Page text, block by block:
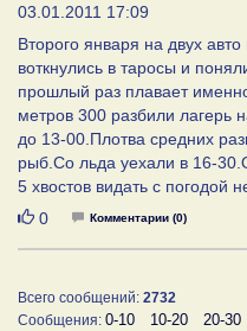
03.01.2011 17:09
Второго января на двух
воткнулись в таросы и
прошлый раз плавает
метров 300 разбили лагерь
до 13-00.Плотва средних
рыб.Со льда уехали в 16-
5 хвостов видать с
Нравится
0 Комментарии (0)
Всего сообщений: 2732
Сообщения: 0-10 10-20 20-30